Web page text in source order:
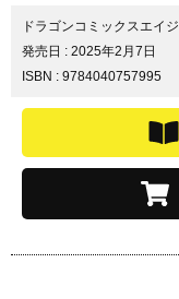
ドラゴンコミックスエイジ
発売日 : 2025年2月7日
ISBN : 9784040757995